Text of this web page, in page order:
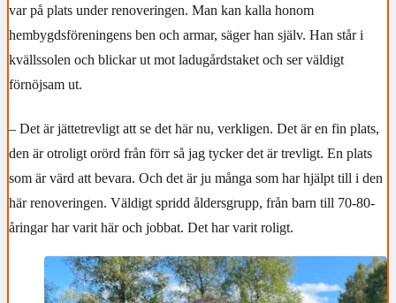
var på plats under renoveringen. Man kan kalla honom
hembygdsföreningens ben och armar, säger han själv. Han står i
kvällssolen och blickar ut mot ladugårdstaket och ser väldigt
förnöjsam ut.
– Det är jättetrevligt att se det här nu, verkligen. Det är en fin plats,
den är otroligt orörd från förr så jag tycker det är trevligt. En plats
som är värd att bevara. Och det är ju många som har hjälpt till i den
här renoveringen. Väldigt spridd åldersgrupp, från barn till 70-80-
åringar har varit här och jobbat. Det har varit roligt.